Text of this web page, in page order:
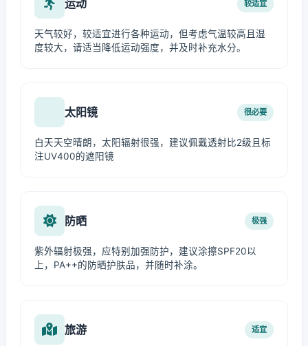
运动 较适宜
天气较好，较适宜进行各种运动，但考虑气温较高且湿
度较大，请适当降低运动强度，并及时补充水分。
太阳镜 很必要
白天天空晴朗，太阳辐射很强，建议佩戴透射比2级且标
注UV400的遮阳镜
防晒 极强
紫外辐射极强，应特别加强防护，建议涂擦SPF20以
上，PA++的防晒护肤品，并随时补涂。
旅游 适宜